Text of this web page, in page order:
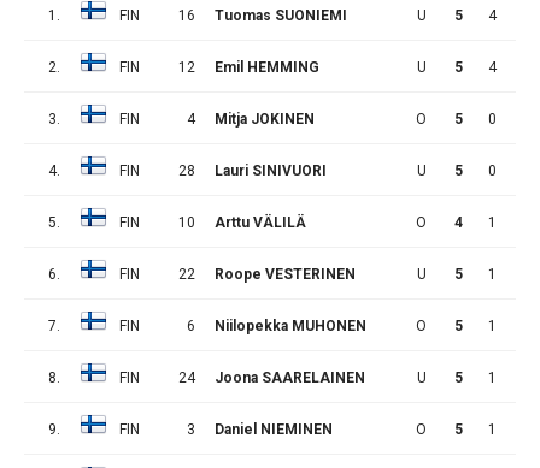
1. FIN 16 Tuomas SUONIEMI U 5 4
2. FIN 12 Emil HEMMING U 5 4
3. FIN 4 Mitja JOKINEN O 5 0
4. FIN 28 Lauri SINIVUORI U 5 0
5. FIN 10 Arttu VÄLILÄ O 4 1
6. FIN 22 Roope VESTERINEN U 5 1
7. FIN 6 Niilopekka MUHONEN O 5 1
8. FIN 24 Joona SAARELAINEN U 5 1
9. FIN 3 Daniel NIEMINEN O 5 1